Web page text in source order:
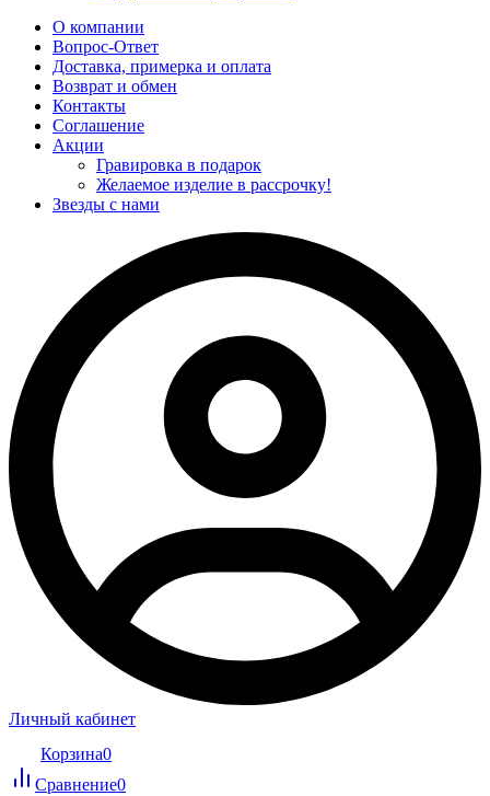
О компании
Вопрос-Ответ
Доставка, примерка и оплата
Возврат и обмен
Контакты
Соглашение
Акции
Гравировка в подарок
Желаемое изделие в рассрочку!
Звезды с нами
Личный кабинет
Корзина0
Сравнение0